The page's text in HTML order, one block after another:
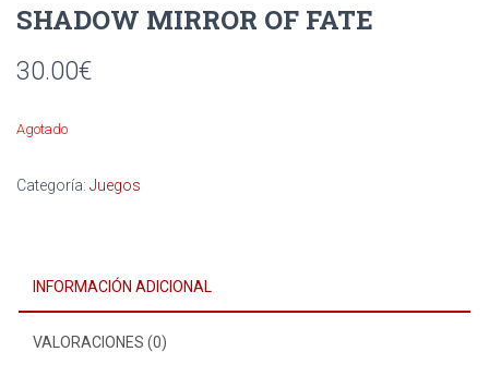
SHADOW MIRROR OF FATE
30.00€
Agotado
Categoría: Juegos
INFORMACIÓN ADICIONAL
VALORACIONES (0)